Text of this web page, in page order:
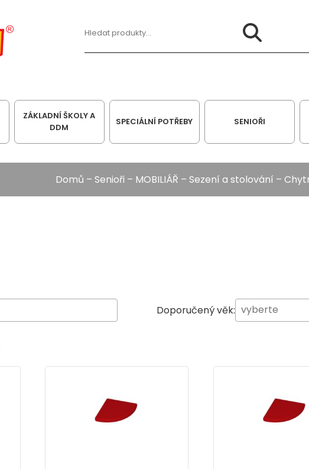
Hledat:
ZÁKLADNÍ ŠKOLY A
DDM
SPECIÁLNÍ POTŘEBY SENIOŘI
Domů – Senioři – MOBILIÁŘ – Sezení a stolování –
Doporučený věk: